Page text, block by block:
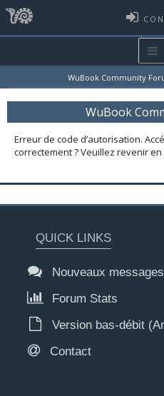
WuBook Community
WuBook
Erreur de code d’autorisation.
correctement ? Veuillez revenir
QUICK LINKS
Nouveaux messages
Forum Stats
Version bas-débit
Contact